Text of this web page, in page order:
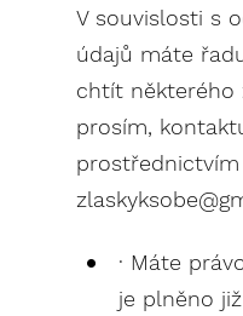
V souvislosti s
údajů máte
chtít některého
prosím,
· Máte
je plněno